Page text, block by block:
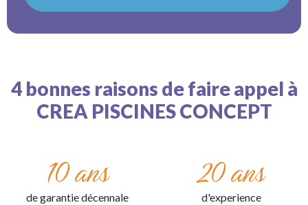
4 bonnes raisons de faire appel à
CREA PISCINES CONCEPT
10 ans
de garantie décennale
20 ans
d'experience